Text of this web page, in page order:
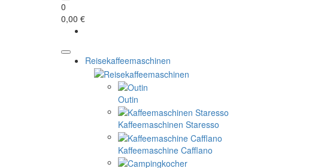
0
0,00 €
Reisekaffeemaschinen
Outin
Kaffeemaschinen Staresso
Kaffeemaschine Cafflano